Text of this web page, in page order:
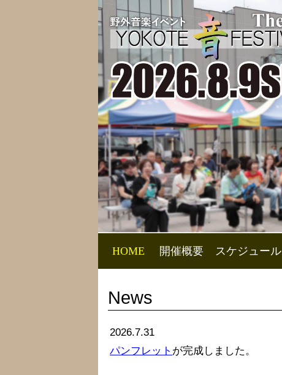
HOME 開催概要 スケジュール
News
2026.7.31
パンフレット が完成しました。